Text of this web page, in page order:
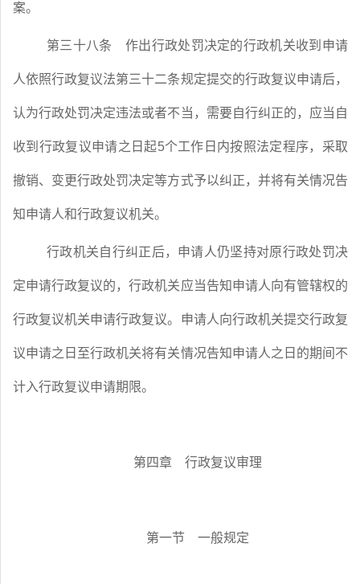
案。
第三十八条 作出行政处罚决定的行政机关收到申请
人依照行政复议法第三十二条规定提交的行政复议申请后，
认为行政处罚决定违法或者不当，需要自行纠正的，应当自
收到行政复议申请之日起5个工作日内按照法定程序，采取
撤销、变更行政处罚决定等方式予以纠正，并将有关情况告
知申请人和行政复议机关。
行政机关自行纠正后，申请人仍坚持对原行政处罚决
定申请行政复议的，行政机关应当告知申请人向有管辖权的
行政复议机关申请行政复议。申请人向行政机关提交行政复
议申请之日至行政机关将有关情况告知申请人之日的期间不
计入行政复议申请期限。
第四章 行政复议审理
第一节 一般规定